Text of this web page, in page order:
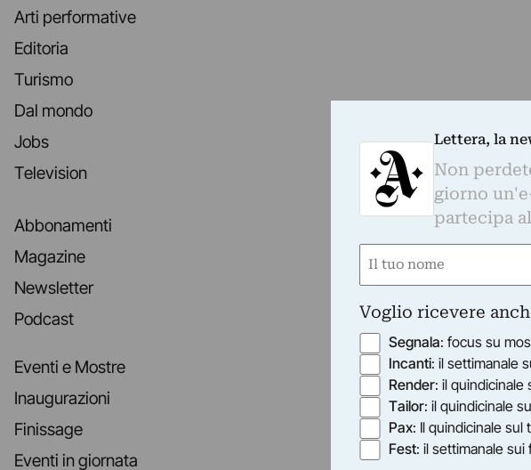
Arti performative
Editoria
Turismo
Dal mondo
Jobs
Television
Abbonamenti
Magazine
Newsletter
Podcast
Eventi e Mostre
Inaugurazioni
Finissage
Eventi in giornata
Lettera, la
Non
giorno
partecipa
Nome
Voglio ricevere
Segnala: focus su
Incanti: il settimanale
Render: il quindicinale
Tailor: il quindicinale
Pax: Il quindicinale sul
Fest: il settimanale sui